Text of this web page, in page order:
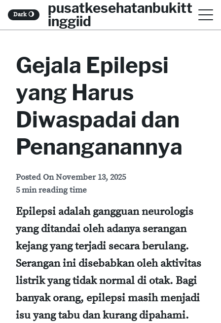
Dark 🌖 pusatkesehatanbukitt
inggiid
Gejala Epilepsi
yang Harus
Diwaspadai dan
Penanganannya
Posted OnNovember 13, 2025
5 min reading time
Epilepsi adalah gangguan neurologis
yang ditandai oleh adanya serangan
kejang yang terjadi secara berulang.
Serangan ini disebabkan oleh aktivitas
listrik yang tidak normal di otak. Bagi
banyak orang, epilepsi masih menjadi
isu yang tabu dan kurang dipahami.